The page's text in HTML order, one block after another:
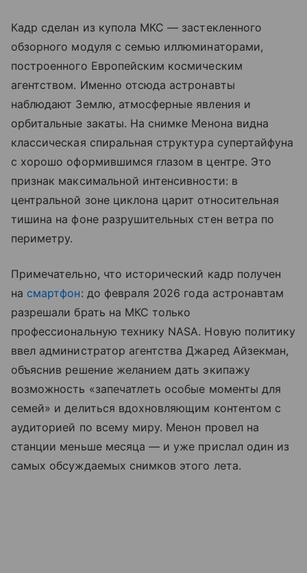
Кадр сделан из купола МКС — застекленного
обзорного модуля с семью иллюминаторами,
построенного Европейским космическим
агентством. Именно отсюда астронавты
наблюдают Землю, атмосферные явления и
орбитальные закаты. На снимке Менона видна
классическая спиральная структура супертайфуна
с хорошо оформившимся глазом в центре. Это
признак максимальной интенсивности: в
центральной зоне циклона царит относительная
тишина на фоне разрушительных стен ветра по
периметру.
Примечательно, что исторический кадр получен
на смартфон: до февраля 2026 года астронавтам
разрешали брать на МКС только
профессиональную технику NASA. Новую политику
ввел администратор агентства Джаред Айзекман,
объяснив решение желанием дать экипажу
возможность «запечатлеть особые моменты для
семей» и делиться вдохновляющим контентом с
аудиторией по всему миру. Менон провел на
станции меньше месяца — и уже прислал один из
самых обсуждаемых снимков этого лета.